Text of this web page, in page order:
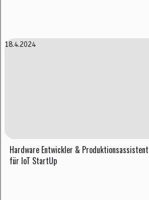
18.4.2024
Hardware Entwickler &
für IoT StartUp